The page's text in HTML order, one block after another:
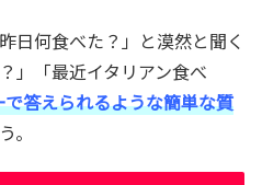
日何食べた？」と漠然と聞く
」「最近イタリアン食べ
答えられるような簡単な質
。